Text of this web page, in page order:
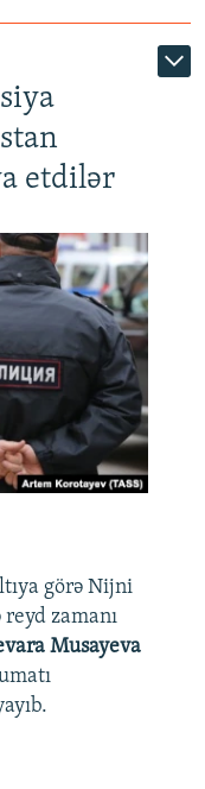
etdilər
görə Nijni
zamanı
Musayeva